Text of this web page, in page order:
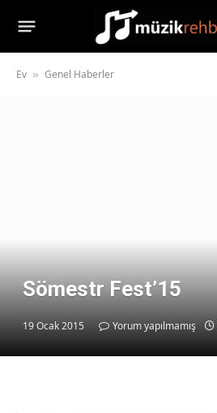
Ev » Genel Haberler
Sömestr Fest’15
19 Ocak 2015 Yorum yapılmamış